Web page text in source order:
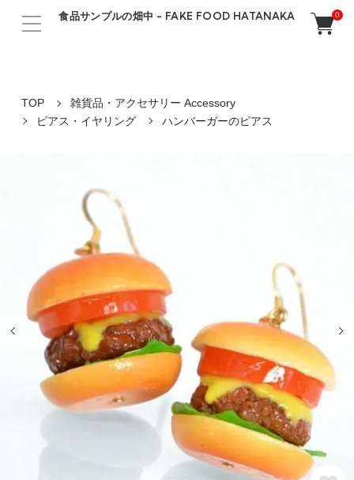
食品サンプルの畑中 - FAKE FOOD HATANAKA 0
TOP
雑貨品・アクセサリー Accessory
ピアス・イヤリング
ハンバーガーのピアス